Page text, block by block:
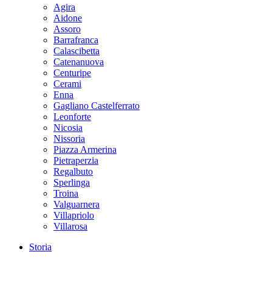
Agira
Aidone
Assoro
Barrafranca
Calascibetta
Catenanuova
Centuripe
Cerami
Enna
Gagliano Castelferrato
Leonforte
Nicosia
Nissoria
Piazza Armerina
Pietraperzia
Regalbuto
Sperlinga
Troina
Valguarnera
Villapriolo
Villarosa
Storia